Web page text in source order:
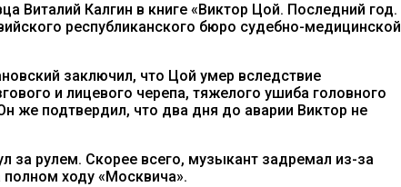
Виталий Калгин в книге «Виктор Цой. Последний год.
республиканского бюро судебно-медицинской
заключил, что Цой умер вследствие
и лицевого черепа, тяжелого ушиба головного
же подтвердил, что два дня до аварии Виктор не
за рулем. Скорее всего, музыкант задремал из-за
полном ходу «Москвича».